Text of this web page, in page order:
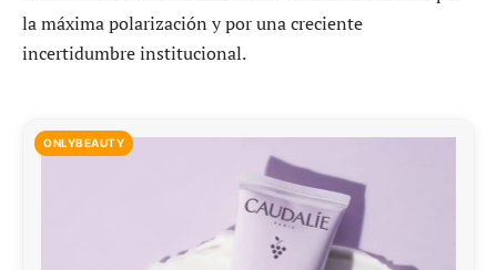
la máxima polarización y por una creciente
incertidumbre institucional.
ONLYBEAUTY